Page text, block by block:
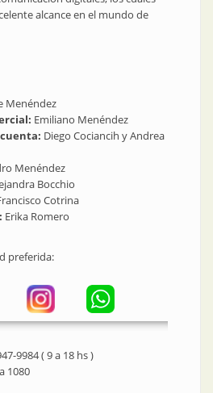
alcance en el mundo de
Menéndez
Emiliano Menéndez
Diego Cociancih y Andrea
Menéndez
Bocchio
Cotrina
Erika Romero
preferida:
9984 ( 9 a 18 hs )
1080